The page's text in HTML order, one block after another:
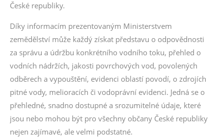
České republiky.
Díky informacím prezentovaným Ministerstvem
zemědělství může každý získat představu o odpovědnosti
za správu a údržbu konkrétního vodního toku, přehled o
vodních nádržích, jakosti povrchových vod, povolených
odběrech a vypouštění, evidenci oblastí povodí, o zdrojích
pitné vody, melioracích či vodoprávní evidenci. Jedná se o
přehledné, snadno dostupné a srozumitelné údaje, které
jsou nebo mohou být pro všechny občany České republiky
nejen zajímavé, ale velmi podstatné.